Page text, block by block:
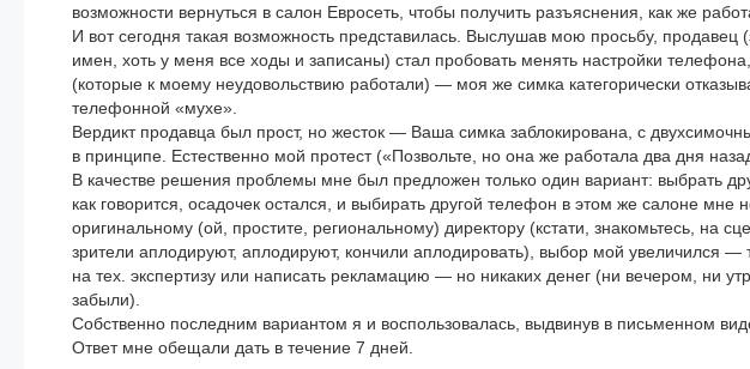
возможности вернуться в салон Евросеть, чтобы получить разъяснения, как же
И вот сегодня такая возможность представилась. Выслушав мою просьбу, продавец
имен, хоть у меня все ходы и записаны) стал пробовать менять настройки телефона,
(которые к моему неудовольствию работали) — моя же симка категорически
телефонной «мухе».
Вердикт продавца был прост, но жесток — Ваша симка заблокирована, с
в принципе. Естественно мой протест («Позвольте, но она же работала два дня
В качестве решения проблемы мне был предложен только один вариант: выбрать
как говорится, осадочек остался, и выбирать другой телефон в этом же салоне мне
оригинальному (ой, простите, региональному) директору (кстати, знакомьтесь, на
зрители аплодируют, аплодируют, кончили аплодировать), выбор мой увеличился
на тех. экспертизу или написать рекламацию — но никаких денег (ни вечером, ни
забыли).
Собственно последним вариантом я и воспользовалась, выдвинув в письменном
Ответ мне обещали дать в течение 7 дней.